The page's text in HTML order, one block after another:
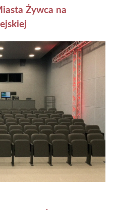
Żywca na